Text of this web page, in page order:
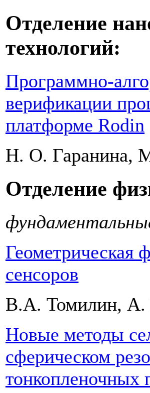
Отделение
технологий:
Программно-
верификации
платформе Rodin
Н. О. Гаранина,
Отделение
Геометрическая
сенсоров
В.А. Томилин, А.
Новые методы
сферическом
тонкопленочных